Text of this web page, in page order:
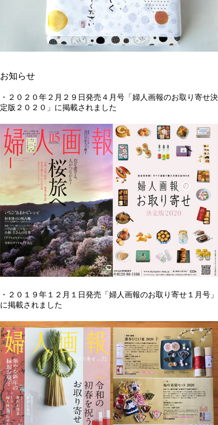
お知らせ
・２０２０年２月２９日発売４月号「婦人画報のお取り寄せ決
定版２０２０」に掲載されました
・２０１９年１２月１日発売「婦人画報のお取り寄せ１月号」
に掲載されました